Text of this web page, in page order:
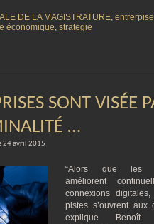
DE LA MAGISTRATURE, entrerpise
économique, strategie
SONT VISÉE
…
24 avril 2015
“Alors que les
améliorent
connexions
pistes s’ouvrent aux
explique Benoît